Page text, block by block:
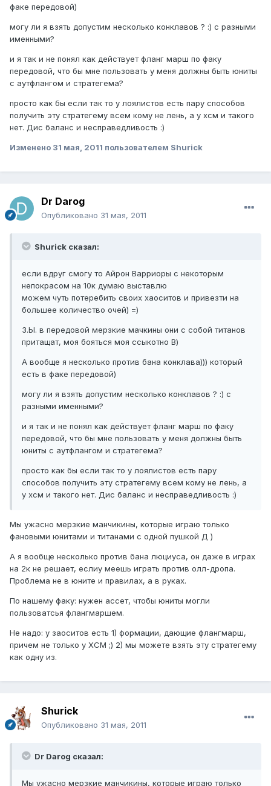
факе передовой)
могу ли я взять допустим несколько конклавов ? :) с разными
именными?
и я так и не понял как действует фланг марш по факу
передовой, что бы мне пользовать у меня должны быть юниты
с аутфлангом и стратегема?
просто как бы если так то у лоялистов есть пару способов
получить эту стратегему всем кому не лень, а у хсм и такого
нет. Дис баланс и несправедливость :)
Изменено 31 мая, 2011 пользователем Shurick
Dr Darog
Опубликовано 31 мая, 2011
Shurick сказал:
если вдруг смогу то Айрон Варриоры с некоторым
непокрасом на 10к думаю выставлю
можем чуть потеребить своих хаоситов и привезти на
большее количество очей) =)
З.Ы. в передовой мерзкие мачкины они с собой титанов
притащат, моя бояться моя ссыкотно В)
А вообще я несколько против бана конклава))) который
есть в факе передовой)
могу ли я взять допустим несколько конклавов ? :) с
разными именными?
и я так и не понял как действует фланг марш по факу
передовой, что бы мне пользовать у меня должны быть
юниты с аутфлангом и стратегема?
просто как бы если так то у лоялистов есть пару
способов получить эту стратегему всем кому не лень, а
у хсм и такого нет. Дис баланс и несправедливость :)
Мы ужасно мерзкие манчикины, которые играю только
фановыми юнитами и титанами с одной пушкой Д )
А я вообще несколько против бана люциуса, он даже в играх
на 2к не решает, еслиу меешь играть против олл-дропа.
Проблема не в юните и правилах, а в руках.
По нашему факу: нужен ассет, чтобы юниты могли
пользоватсья флангмаршем.
Не надо: у заоситов есть 1) формации, дающие флангмарш,
причем не только у ХСМ ;) 2) мы можете взять эту стратегему
как одну из.
Shurick
Опубликовано 31 мая, 2011
Dr Darog сказал:
Мы ужасно мерзкие манчикины, которые играю только